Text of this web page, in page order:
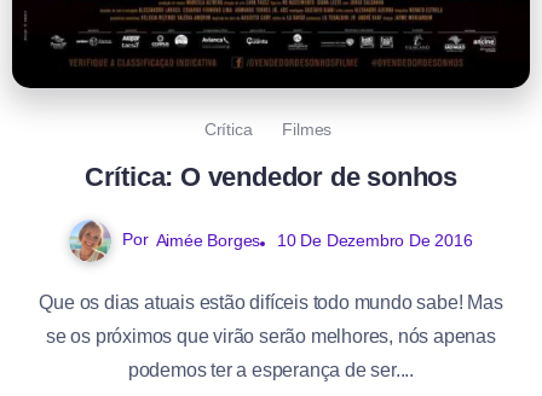
Crítica Filmes
Crítica: O vendedor de sonhos
Por Aimée Borges 10 De Dezembro De 2016
Que os dias atuais estão difíceis todo mundo sabe! Mas
se os próximos que virão serão melhores, nós apenas
podemos ter a esperança de ser....